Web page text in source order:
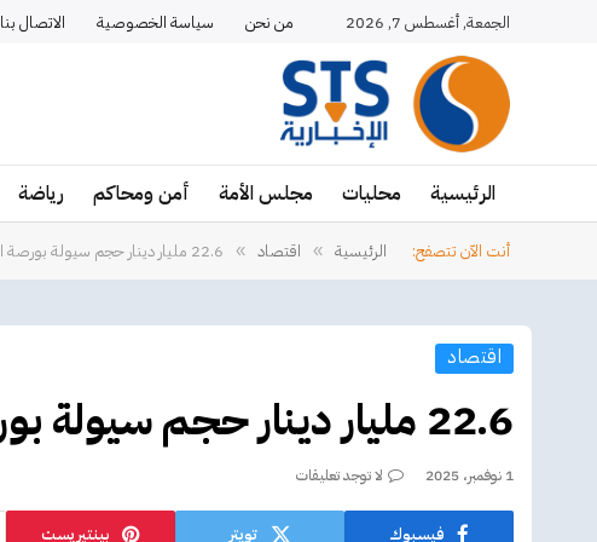
الجمعة, أغسطس 7, 2026 من نحن سياسة الخصوصية الاتصال بنا
الرئيسية محليات مجلس الأمة أمن ومحاكم رياضة
أنت الآن تتصفح: الرئيسية » اقتصاد » 22.6 مليار دينار حجم سيولة بورصة الكويت في 10 أشهر
اقتصاد
22.6 مليار دينار حجم سيولة بورصة الكويت في 10 أشهر
1 نوفمبر، 2025 لا توجد تعليقات
فيسبوك تويتر بينتيريست